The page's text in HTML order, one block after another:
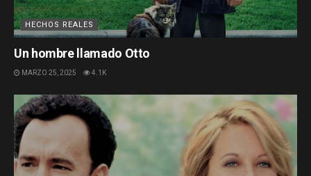
HECHOS REALES
Un hombre llamado Otto
MARZO 25, 2025 4.1K